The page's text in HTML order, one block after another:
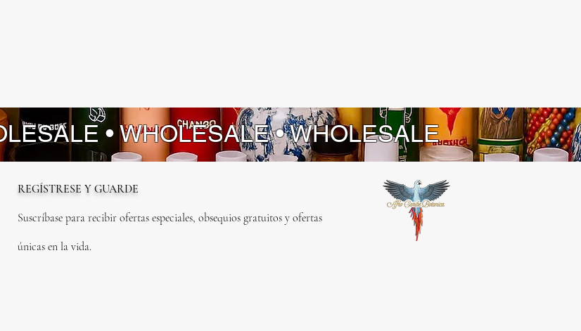
• WHOLESALE • WHOLESALE
REGÍSTRESE Y GUARDE
Suscríbase para recibir ofertas especiales, obsequios gratuitos y ofertas
únicas en la vida.